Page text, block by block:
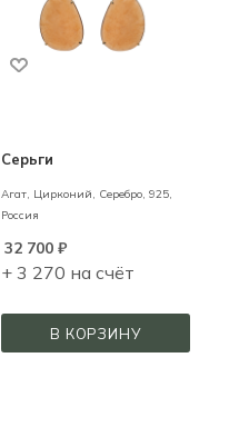
Серьги
Агат, Цирконий, Серебро, 925,
Россия
32 700₽
+ 3 270 на счёт
В КОРЗИНУ